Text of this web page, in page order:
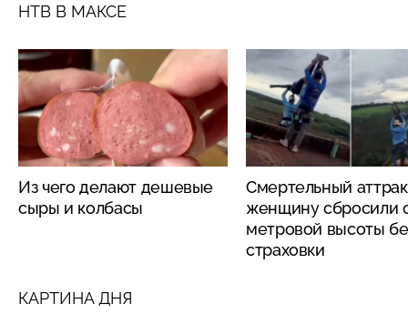
НТВ В МАКСЕ
Из чего делают дешевые
сыры и колбасы
Смертельный
женщину сбросили
метровой высоты
страховки
КАРТИНА ДНЯ